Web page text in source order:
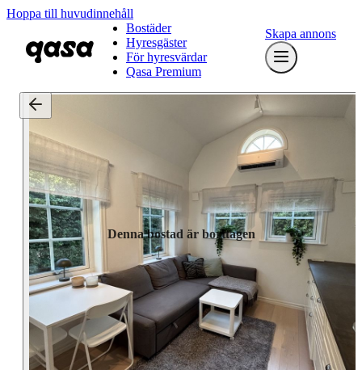
Hoppa till huvudinnehåll
Bostäder
Hyresgäster
För hyresvärdar
Qasa Premium
Skapa annons
Denna bostad är borttagen